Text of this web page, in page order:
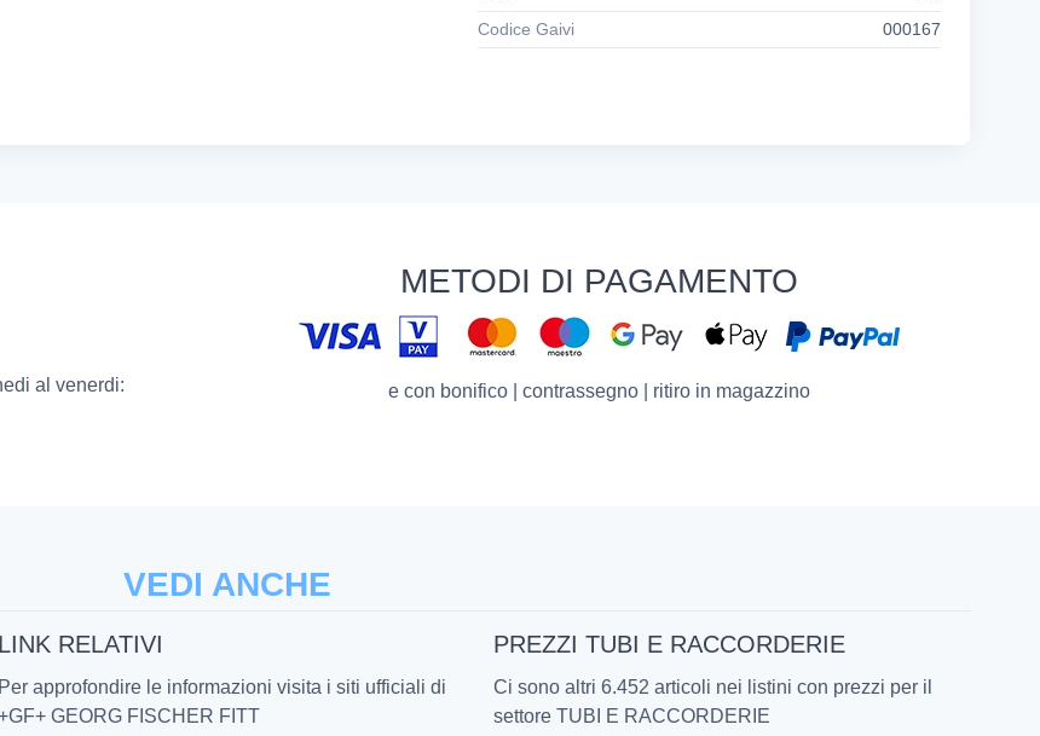
Codice Gaivi
000167
al venerdi:
METODI DI PAGAMENTO
e con bonifico | contrassegno | ritiro in magazzino
VEDI ANCHE
LINK RELATIVI
Per approfondire le informazioni visita i siti ufficiali di
GEORG FISCHER FITT
PREZZI TUBI E RACCORDERIE
Ci sono altri 6.452 articoli nei listini con prezzi per il
settore TUBI E RACCORDERIE